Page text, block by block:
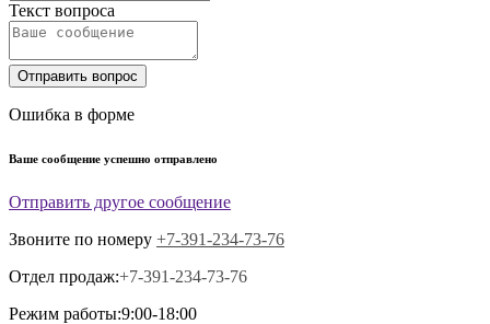
Текст вопроса
Отправить вопрос
Ошибка в форме
Ваше сообщение успешно отправлено
Отправить другое сообщение
Звоните по номеру +7-391-234-73-76
Отдел продаж:+7-391-234-73-76
Режим работы:9:00-18:00